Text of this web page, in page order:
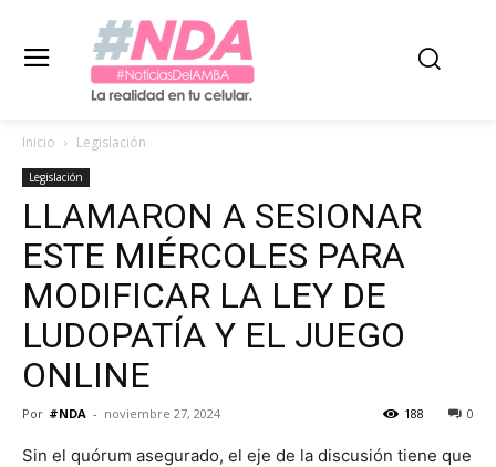
Inicio Legislación
Legislación
LLAMARON A SESIONAR
ESTE MIÉRCOLES PARA
MODIFICAR LA LEY DE
LUDOPATÍA Y EL JUEGO
ONLINE
Por #NDA - noviembre 27, 2024 0
188
Sin el quórum asegurado, el eje de la discusión tiene que